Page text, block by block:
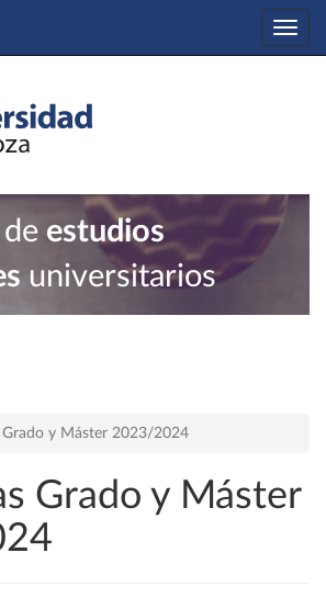
estudios
universitarios
Grado y Máster 2023/2024
Grado y Máster